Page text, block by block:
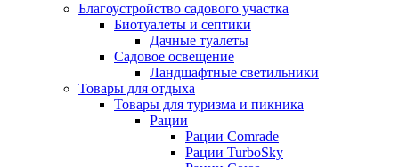
Благоустройство садового участка
Биотуалеты и септики
Дачные туалеты
Садовое освещение
Ландшафтные светильники
Товары для отдыха
Товары для туризма и пикника
Рации
Рации Comrade
Рации TurboSky